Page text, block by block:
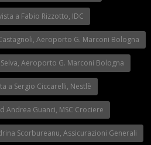
a Fabio Rizzotto, IDC
Aeroporto G. Marconi Bologna
Aeroporto G. Marconi Bologna
a Sergio Ciccarelli, Nestlè
Andrea Guanci, MSC Crociere
Scorbureanu, Assicurazioni Generali